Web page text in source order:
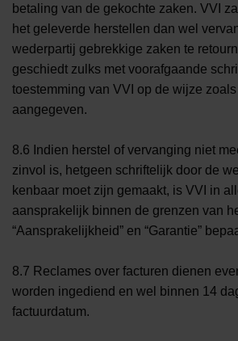
betaling van de gekochte zaken. VVI
het geleverde herstellen dan wel
wederpartij gebrekkige zaken te
geschiedt zulks met voorafgaande
toestemming van VVI op de wijze zoals
aangegeven.
8.6 Indien herstel of vervanging niet
zinvol is, hetgeen schriftelijk door de
kenbaar moet zijn gemaakt, is VVI in
aansprakelijk binnen de grenzen van
“Aansprakelijkheid” en “Garantie”
8.7 Reclames over facturen dienen
worden ingediend en wel binnen 14
factuurdatum.